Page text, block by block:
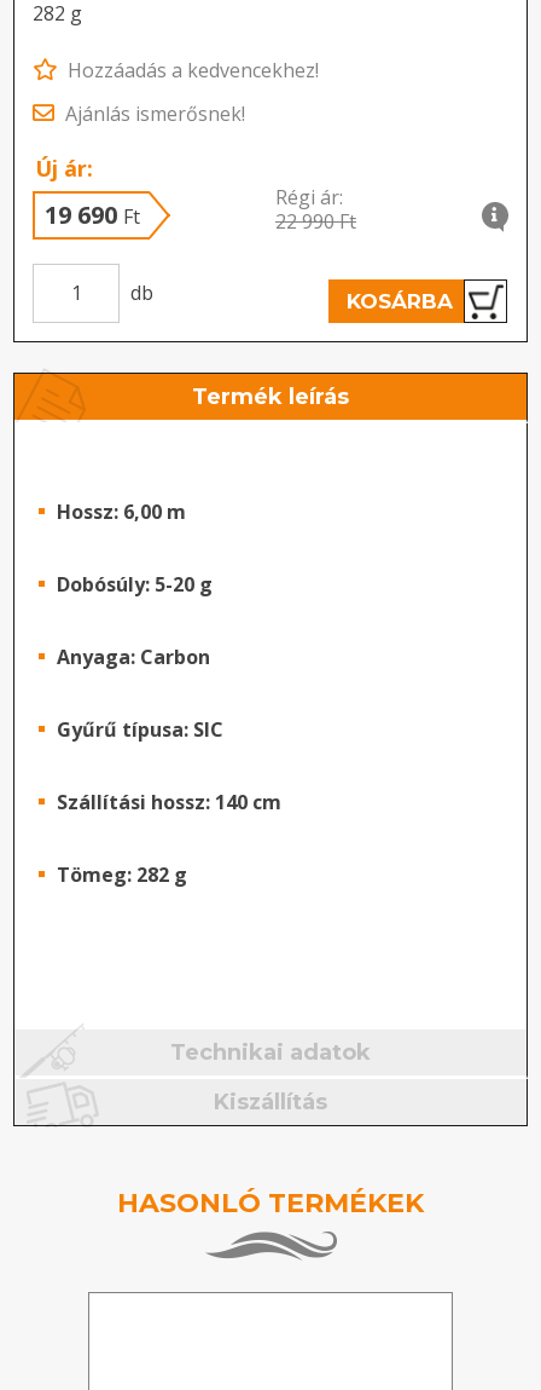
282 g
Hozzáadás a kedvencekhez!
Ajánlás ismerősnek!
Új ár:
19 690 Ft
Régi ár:
22 990 Ft
db KOSÁRBA
Termék leírás
Hossz: 6,00 m
Dobósúly: 5-20 g
Anyaga: Carbon
Gyűrű típusa: SIC
Szállítási hossz: 140 cm
Tömeg: 282 g
Technikai adatok
Kiszállítás
HASONLÓ TERMÉKEK